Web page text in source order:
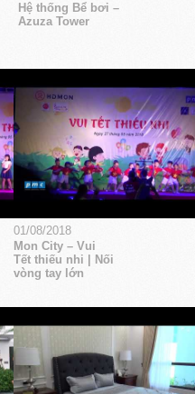
Hệ thống Bể bơi –
Azuza Tower
01/08/2018
Mon City – Vui
Tết thiếu nhi | Nối
vòng tay lớn